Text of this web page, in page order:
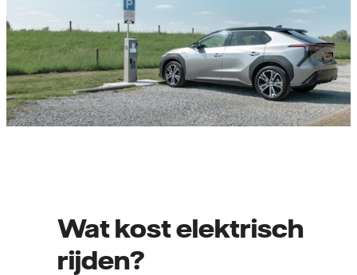
Wat kost elektrisch
rijden?